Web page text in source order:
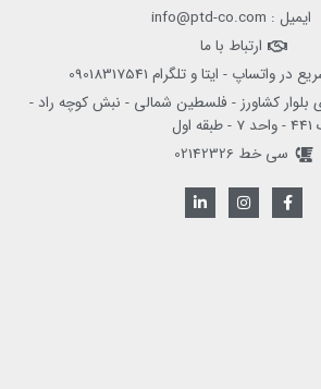
ایمیل : info@ptd-co.com
ارتباط با ما
واتساپ - ایتا و تلگرام 09018317541
بلوار کشاورز - فلسطین شمالی - نبش کوچه راد -
سی خط 02142326
F
a
c
I
n
s
L
i
n